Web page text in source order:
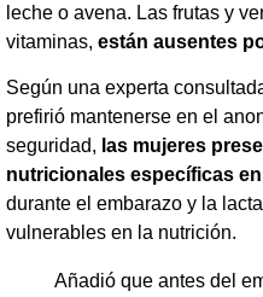
leche o avena. Las frutas y
vitaminas, están ausentes
​Según una experta
prefirió mantenerse en el
seguridad, las mujeres
nutricionales específicas
durante el embarazo y la
vulnerables en la nutrición.
​Añadió que antes del